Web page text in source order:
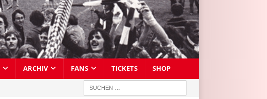
ARCHIV FANS TICKETS SHOP